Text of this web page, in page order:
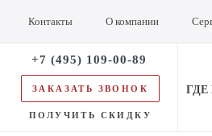
Контакты О компании
+7 (495) 109-00-89
ЗАКАЗАТЬ ЗВОНОК
ПОЛУЧИТЬ СКИДКУ
ГДЕ